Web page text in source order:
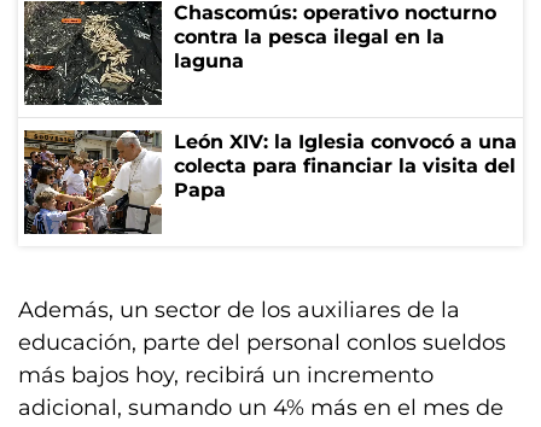
Chascomús: operativo nocturno
contra la pesca ilegal en la
laguna
León XIV: la Iglesia convocó a una
colecta para financiar la visita del
Papa
Además, un sector de los auxiliares de la
educación, parte del personal conlos sueldos
más bajos hoy, recibirá un incremento
adicional, sumando un 4% más en el mes de